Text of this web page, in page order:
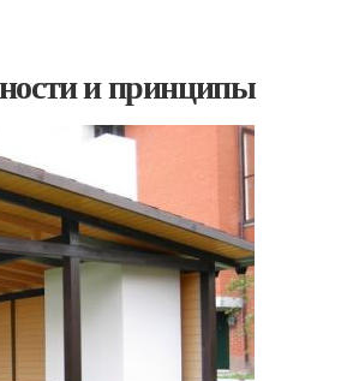
и принципы